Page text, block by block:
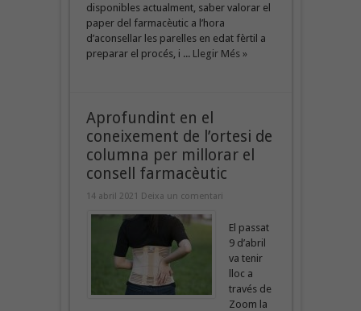
disponibles actualment, saber valorar el
paper del farmacèutic a l’hora
d’aconsellar les parelles en edat fèrtil a
preparar el procés, i ... Llegir Més »
Aprofundint en el
coneixement de l’ortesi de
columna per millorar el
consell farmacèutic
14 abril 2021 Deixa un comentari
El passat
9 d’abril
va tenir
lloc a
través de
Zoom la